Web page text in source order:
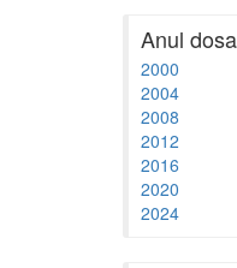
Anul
2000
2004
2008
2012
2016
2020
2024